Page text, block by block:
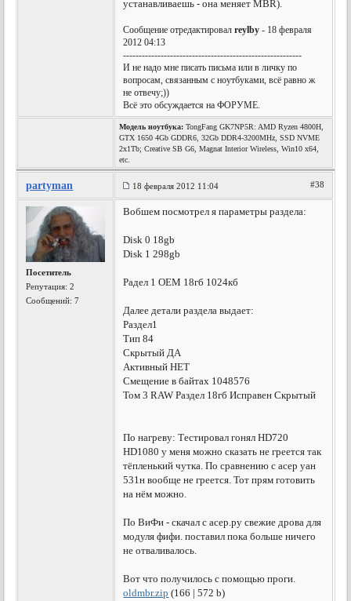
устанавливаешь - она меняет MBR).
Сообщение отредактировалreylby - 18 февраля
2012 04:13
---------------------------------------------------------
И не надо мне писать письма или в личку по
вопросам, связанным с ноутбуками, всё равно ж
не отвечу;))
Всё это обсуждается на ФОРУМЕ.
Модель ноутбука: TongFang GK7NP5R: AMD Ryzen 4800H,
GTX 1650 4Gb GDDR6, 32Gb DDR4-3200MHz, SSD NVME
2x1Tb; Creative SB G6, Magnat Interior Wireless, Win10 x64,
etc.
partyman 18 февраля 2012 11:04 #38
Посетитель
Репутация:2
Сообщений: 7
Вобшем посмотрел я параметры раздела:
Disk 0 18gb
Disk 1 298gb
Радел 1 ОЕМ 18гб 1024кб
Далее детали раздела выдает:
Раздел1
Тип 84
Скрытый ДА
Активный НЕТ
Смещение в байтах 1048576
Том 3 RAW Раздел 18гб Исправен Скрытый
По нагреву: Тестировал гонял HD720
HD1080 у меня можно сказать не греется так
тёпленький чутка. По сравнению с асер уан
531н вообще не греется. Тот прям готовить
на нём можно.
По ВиФи - скачал с асер.ру свежие дрова для
модуля фифи. поставил пока больше ничего
не отваливалось.
Вот что получилось с помощью проги.
oldmbr.zip (166 | 572 b)